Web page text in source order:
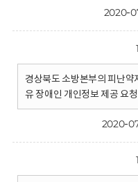
2020-
경상북도 소방본부의 피난
유 장애인 개인정보 제공 요
2020-